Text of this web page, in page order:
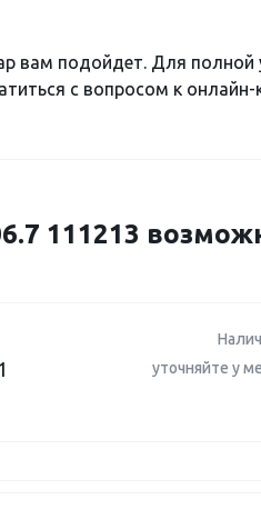
вам подойдет. Для полной
с вопросом к онлайн-
111213
уточняйте у